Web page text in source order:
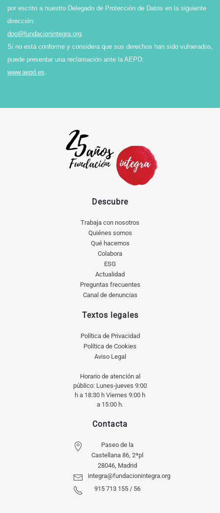
por escrito a nuestro Delegado de Protección de Datos en la siguiente
dirección:
dpo@fundacionintegra.org.
Si no está conforme y considera que sus derechos han sido vulnerados,
puede presentar una reclamación ante la AEPD:
www.aepd.es.
Descubre
Trabaja con nosotros
Quiénes somos
Qué hacemos
Colabora
ESG
Actualidad
Preguntas frecuentes
Canal de denuncias
Textos legales
Política de Privacidad
Política de Cookies
Aviso Legal
Horario de atención al
público: Lunes-jueves 9:00
h a 18:30 h Viernes 9:00 h
a 15:00 h.
Contacta
Paseo de la
Castellana 86, 2ªpl
28046, Madrid
integra@fundacionintegra.org
915 713 155 / 56